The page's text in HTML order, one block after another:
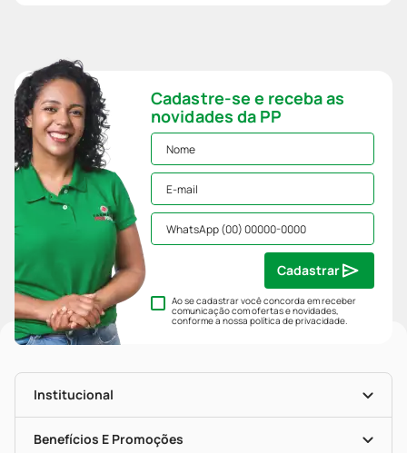
Cadastre-se e receba as
novidades da PP
Ao se cadastrar você concorda em receber
comunicação com ofertas e novidades,
conforme a nossapolítica de privacidade.
Cadastrar
Institucional
História
Nossas Lojas
Benefícios E Promoções